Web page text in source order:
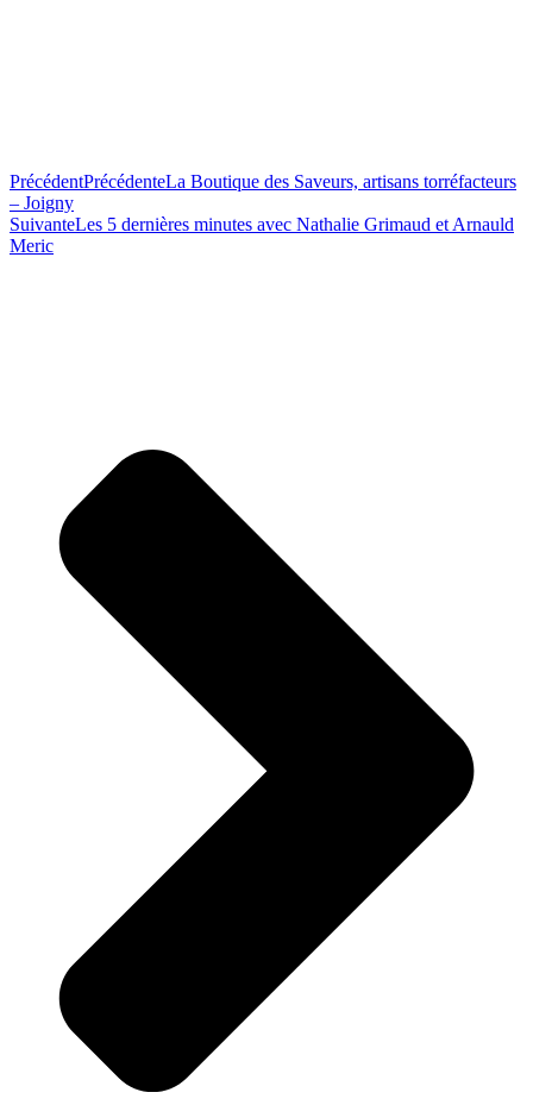
PrécédentPrécédenteLa Boutique des Saveurs, artisans torréfacteurs
– Joigny
SuivanteLes 5 dernières minutes avec Nathalie Grimaud et Arnauld
Meric